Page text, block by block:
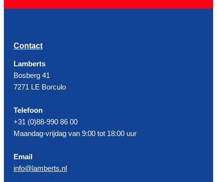
Contact
Lamberts
Bosberg 41
7271 LE Borculo
Telefoon
+31 (0)88-990 86 00
Maandag-vrijdag van 9:00 tot 18:00 uur
Email
info@lamberts.nl